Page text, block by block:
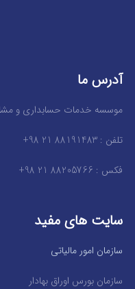
آدرس ما
موسسه خدمات حسابداری و
تلفن : 88191483 21 98+
فکس : 88205766 21 98+
سایت های مفید
سازمان امور مالیاتی
سازمان بورس اوراق بهادار